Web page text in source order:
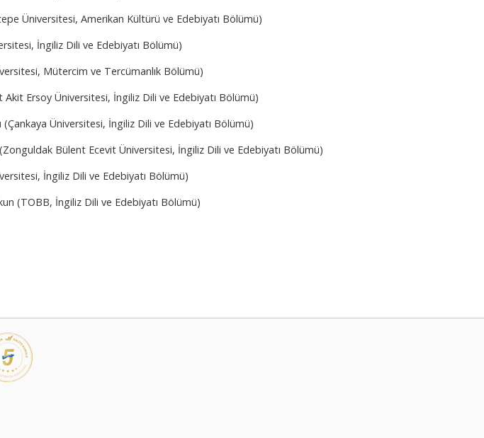
Üniversitesi, Amerikan Kültürü ve Edebiyatı Bölümü)
İngiliz Dili ve Edebiyatı Bölümü)
Mütercim ve Tercümanlık Bölümü)
Ersoy Üniversitesi, İngiliz Dili ve Edebiyatı Bölümü)
Üniversitesi, İngiliz Dili ve Edebiyatı Bölümü)
Bülent Ecevit Üniversitesi, İngiliz Dili ve Edebiyatı Bölümü)
İngiliz Dili ve Edebiyatı Bölümü)
(TOBB, İngiliz Dili ve Edebiyatı Bölümü)